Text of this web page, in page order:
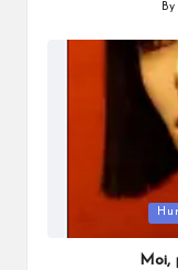
By
in
Moi,